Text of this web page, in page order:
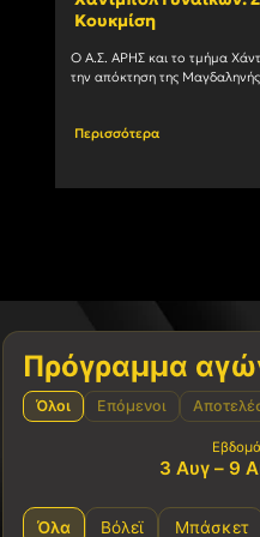
Κουκμίση
Ο Α.Σ. ΑΡΗΣ και το τμήμα
την απόκτηση της Μαγδαληνής
Περισσότερα
Πρόγραμμα
Όλοι Επόμενοι
3 Αυγ – 9
Όλα Βόλεϊ Μπάσκετ